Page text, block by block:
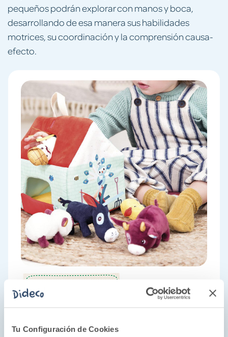
Tu Configuración de Cookies
pequeños podrán explorar con manos y boca,
desarrollando de esa manera sus habilidades
motrices, su coordinación y la comprensión causa-
efecto.
Un mundo por descubrir